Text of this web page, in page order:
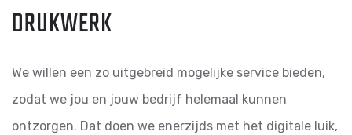
DRUKWERK
We willen een zo uitgebreid mogelijke service bieden,
zodat we jou en jouw bedrijf helemaal kunnen
ontzorgen. Dat doen we enerzijds met het digitale luik,